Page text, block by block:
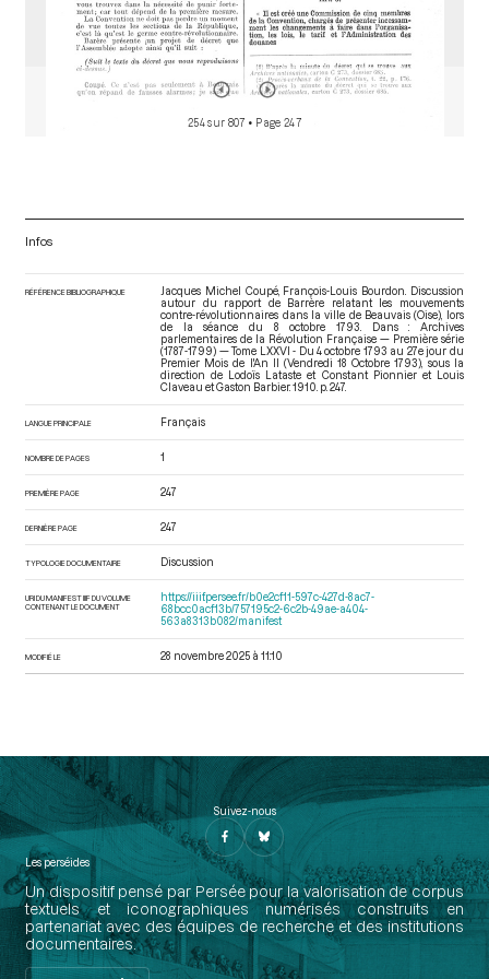
254 sur 807 • Page 247
Infos
RÉFÉRENCE BIBLIOGRAPHIQUE
Jacques Michel Coupé, François-Louis Bourdon. Discussion
autour du rapport de Barrère relatant les mouvements
contre-révolutionnaires dans la ville de Beauvais (Oise), lors
de la séance du 8 octobre 1793. Dans : Archives
parlementaires de la Révolution Française — Première série
(1787-1799) — Tome LXXVI - Du 4 octobre 1793 au 27e jour du
Premier Mois de l'An II (Vendredi 18 Octobre 1793) , sous la
direction de Lodoïs Lataste et Constant Pionnier et Louis
Claveau et Gaston Barbier. 1910. p. 247.
LANGUE PRINCIPALE Français
NOMBRE DE PAGES 1
PREMIÈRE PAGE 247
DERNIÈRE PAGE 247
TYPOLOGIE DOCUMENTAIRE Discussion
URI DU MANIFEST IIIF DU VOLUME
CONTENANT LE DOCUMENT
https://iiif.persee.fr/b0e2cf11-597c-427d-8ac7-
68bcc0acf13b/757195c2-6c2b-49ae-a404-
563a8313b082/manifest
MODIFIÉ LE 28 novembre 2025 à 11:10
Suivez-nous
Les perséides
Un dispositif pensé par Persée pour la valorisation de corpus
textuels et iconographiques numérisés construits en
partenariat avec des équipes de recherche et des institutions
documentaires.